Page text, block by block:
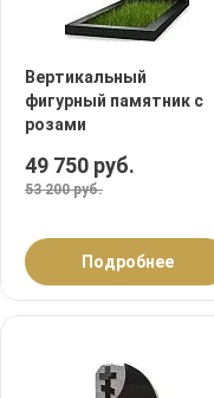
Вертикальный
фигурный памятник с
розами
49 750 руб.
53 200 руб.
Подробнее